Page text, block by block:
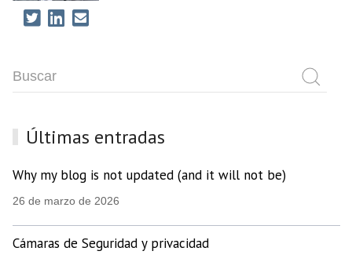
Últimas entradas
Why my blog is not updated (and it will not be)
26 de marzo de 2026
Cámaras de Seguridad y privacidad